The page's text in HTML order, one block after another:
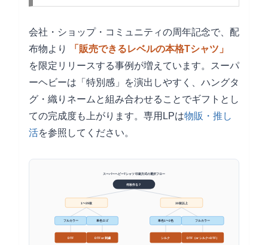
会社・ショップ・コミュニティの周年記念で、配
布物より
「販売できるレベルの本格Tシャツ」
を限定リリースする事例が増えています。スーパ
ーヘビーは「特別感」を演出しやすく、ハングタ
グ・織りネームと組み合わせることでギフトとし
ての完成度も上がります。専用LPは物販・推し
活を参照してください。
スーパーヘビーTシャツ 印刷方式の選択フロー
何枚作る？
1〜29枚 30枚以上
フルカラー 単色ロゴ 単色1〜2色 フルカラー
DTF DTF or 刺繍 シルク DTF（or シルク+DTF）